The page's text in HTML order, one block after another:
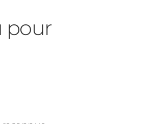
pour